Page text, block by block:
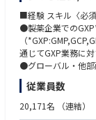
●経営層やステーク
の構築に貢献
≪入社後のキャリ
ジェクトのリード
●強みと適性を見据
部職への登用、薬
■経験 スキル〈必須
●製薬企業での
（
通じてGXP業務に
●グローバル・他部
立案及びプロジェ
●英語力（英語での
得されるレベル）
従業員数
20,171名 （連結）